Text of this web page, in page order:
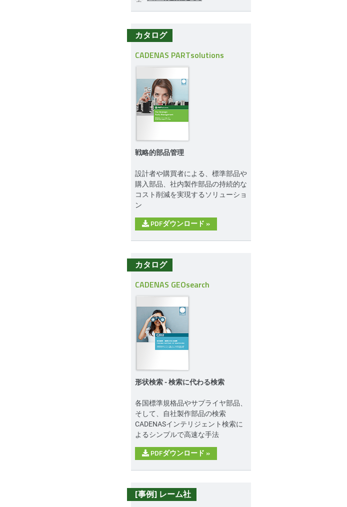
カタログ
CADENAS PARTsolutions
戦略的部品管理
設計者や購買者による、標準部品や
購入部品、社内製作部品の持続的な
コスト削減を実現するソリューショ
ン
PDFダウンロード »
カタログ
CADENAS GEOsearch
形状検索 - 検索に代わる検索
各国標準規格品やサプライヤ部品、
そして、自社製作部品の検索
CADENASインテリジェント検索に
よるシンプルで高速な手法
PDFダウンロード »
[事例] レーム社